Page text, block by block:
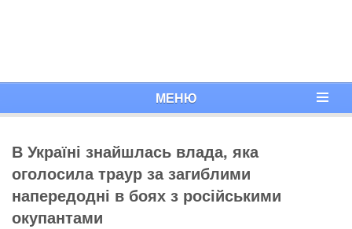
МЕНЮ
В Україні знайшлась влада, яка
оголосила траур за загиблими
напередодні в боях з російськими
окупантами